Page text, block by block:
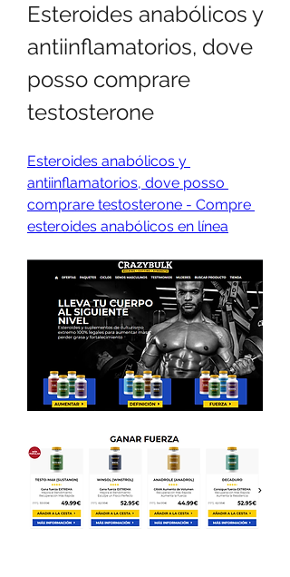
Esteroides anabólicos y
antiinflamatorios, dove
posso comprare
testosterone
Esteroides anabólicos y
antiinflamatorios, dove posso
comprare testosterone - Compre
esteroides anabólicos en línea